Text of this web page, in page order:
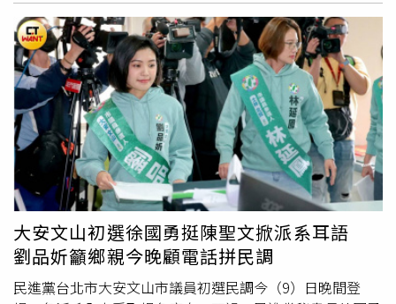
整理期，情緒與潛意識訊息會變得明顯。金牛可能會想暫時
遠離人群，給自己一點空間，好好休息與沉澱。適合冥想、
療癒或整理過去未完成的情緒。慢下來，也是為了更清楚前
進方向。●雙子座這星期人際與社群運勢提升，容易認識新
朋友或接觸不同領域的人。本週雙子適合多參與聚會或經營
社群，會有意想不到的機會出現，想法也更容易被看見與認
同。而雙子的連結，正在帶來機會●巨蟹座這星期有關於事
業與目標宮位被啟動，巨蟹會開始思考自己的定位與未來方
向。本週可能會有新的責任或機會出現，雖然壓力增加，同
時也是被肯定的時刻。勇敢承擔，就會被看見。●獅子座這
個星期獅子的視野正在打開，適合學習新知、規劃旅行或思
考更長遠的未來方向。獅子會開始想要跳脫原本的框架，追
求更大的舞台。可以試著走出去，世界將會回應。●處女座
這週處女容易觸碰到較深層的情緒與關係議題，特別是關於
大安文山初選徐國勇挺陳聖文掀派系耳語
劉品妡籲鄉親今晚顧電話拼民調
民進黨台北市大安文山市議員初選民調今（9）日晚間登